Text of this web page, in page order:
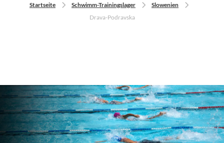
Startseite Schwimm-Trainingslager
Slowenien
Drava-Podravska